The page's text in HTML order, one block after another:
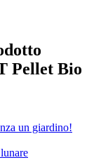
Pellet Bio
un giardino!